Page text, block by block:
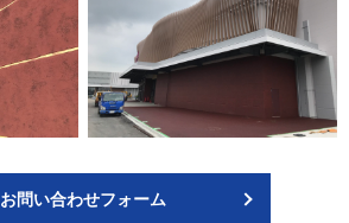
お問い合わせフォーム